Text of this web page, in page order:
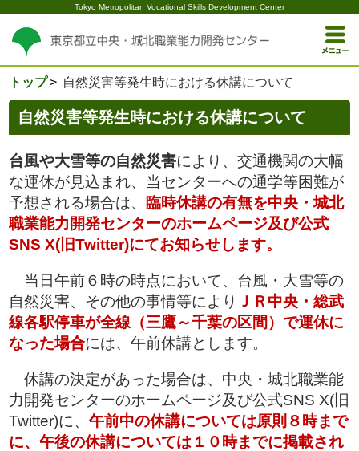
Tokyo Metropolitan Vocational Skills Development Center
トップ 自然災害等発生時における休講について
自然災害等発生時における休講について
台風や大雪等の自然災害により、交通機関の大幅
な運休が見込まれ、当センターへの通学等困難が
予想される場合は、 臨時休講の有無を中央・城北
職業能力開発センターのホームページ及び公式
SNS X( 旧Twitter)にてお知らせします。
当日午前６時の時点において、台風・大雪等の
自然災害、その他の事情等により ＪＲ中央・総武
線各駅停車が全線（三鷹～千葉の区間）で運休に
なった場合には、午前休講とします。
休講の決定があった場合は、中央・城北職業能
力開発センターのホームページ及び公式SNS X(旧
Twitter)に、 午前中の休講については原則８時まで
に、午後の休講については１０時までに掲載され